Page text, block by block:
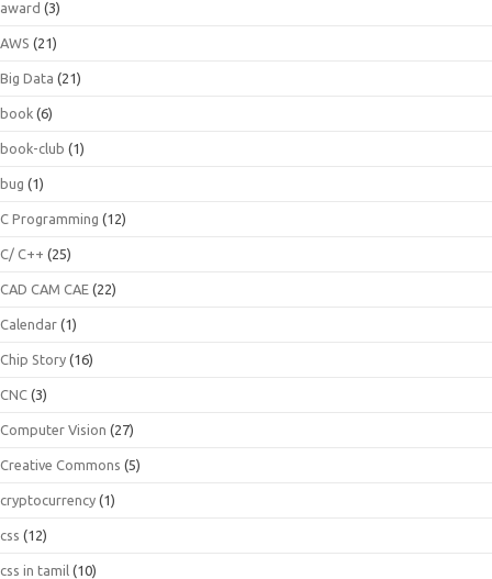
award (3)
AWS (21)
Big Data (21)
book (6)
book-club (1)
bug (1)
C Programming (12)
C/ C++ (25)
CAD CAM CAE (22)
Calendar (1)
Chip Story (16)
CNC (3)
Computer Vision (27)
Creative Commons (5)
cryptocurrency (1)
css (12)
css in tamil (10)